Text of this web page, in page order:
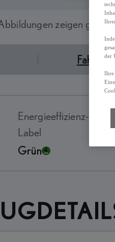
zeigen ggf.
Energieeffizienz-
Label
Grün
der
Ihre